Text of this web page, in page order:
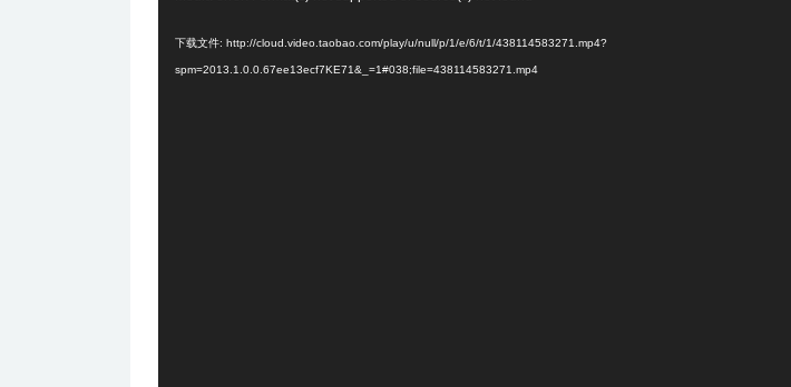
下载文件: http://cloud.video.taobao.com/play/u/null/p/1/e/6/t/1/438114583271.mp4?
spm=2013.1.0.0.67ee13ecf7KE71&_=1#038;file=438114583271.mp4